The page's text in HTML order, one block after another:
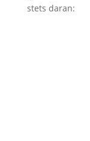
stets daran: